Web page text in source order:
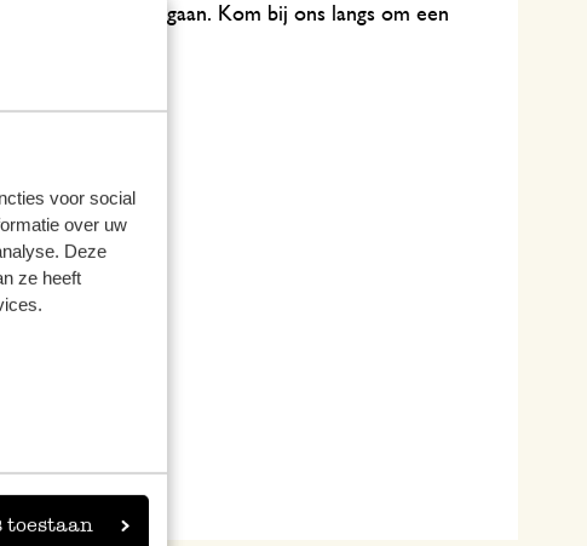
voor social
over uw
Deze
ze heeft
toestaan
én lang meegaan. Kom bij ons langs om een